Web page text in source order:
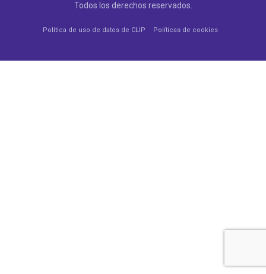
Todos los derechos reservados.
Política de uso de datos de CLIP Políticas de cookies